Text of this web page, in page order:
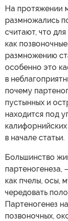
На протяжении
размножались
считают, что
как
размножению
особенно это
в
почему
пустынных и
находится под
в начале статьи.
Большинство
партеногенеза,
как пчелы, осы,
чередовать
Партеногенез
позвоночных,